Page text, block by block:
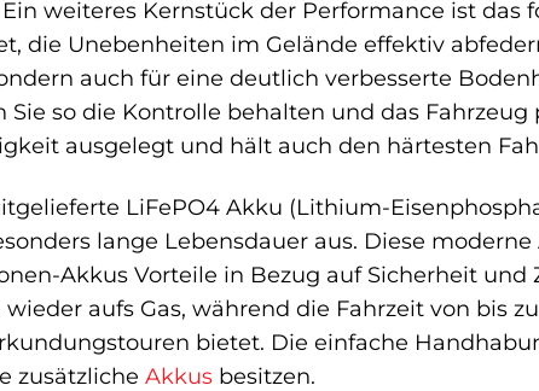
Ein weiteres Kernstück der Performance ist
die Unebenheiten im Gelände effektiv
auch für eine deutlich verbesserte
so die Kontrolle behalten und das
ausgelegt und hält auch den härtesten
LiFePO4 Akku (Lithium-
lange Lebensdauer aus. Diese
Akkus Vorteile in Bezug auf Sicherheit und
aufs Gas, während die Fahrzeit von bis
bietet. Die einfache
zusätzliche Akkus besitzen.